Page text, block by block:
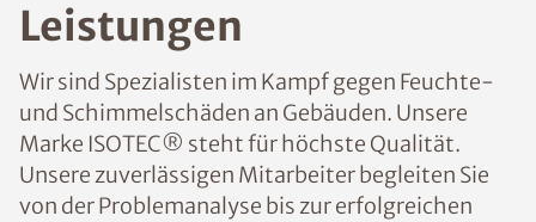
Leistungen
Wir sind Spezialisten im Kampf gegen Feuchte-
und Schimmelschäden an Gebäuden. Unsere
Marke ISOTEC® steht für höchste Qualität.
Unsere zuverlässigen Mitarbeiter begleiten Sie
von der Problemanalyse bis zur erfolgreichen